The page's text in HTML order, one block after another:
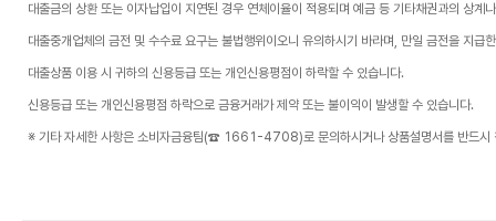
대출금의 상환 또는 이자납입이 지연된 경우 연체이율이 적용되며 예금 등 기타채권과의 상
대출중개업체의 금전 및 수수료 요구는 불법행위이오니 유의하시기 바라며, 만일 금전을 지급
대출상품 이용 시 귀하의 신용등급 또는 개인신용평점이 하락할 수 있습니다.
신용등급 또는 개인신용평점 하락으로 금융거래가 제약 또는 불이익이 발생할 수 있습니다.
※ 기타 자세한 사항은 소비자금융팀(☎ 1661-4708)로 문의하시거나 상품설명서를 반드시